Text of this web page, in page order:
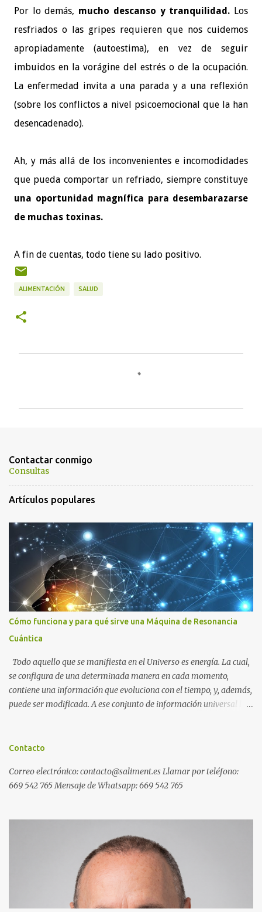
Por lo demás, mucho descanso y tranquilidad. Los
resfriados o las gripes requieren que nos cuidemos
apropiadamente (autoestima), en vez de seguir
imbuidos en la vorágine del estrés o de la ocupación.
La enfermedad invita a una parada y a una reflexión
(sobre los conflictos a nivel psicoemocional que la han
desencadenado).
Ah, y más allá de los inconvenientes e incomodidades
que pueda comportar un refriado, siempre constituye
una oportunidad magnífica para desembarazarse
de muchas toxinas.
A fin de cuentas, todo tiene su lado positivo.
ALIMENTACIÓN SALUD
a
r
i
o
s
Contactar conmigo
Consultas
Artículos populares
Cómo funciona y para qué sirve una Máquina de Resonancia
Cuántica
Todo aquello que se manifiesta en el Universo es energía. La cual,
se configura de una determinada manera en cada momento,
contiene una información que evoluciona con el tiempo, y, además,
puede ser modificada. A ese conjunto de información universal lo
pensamos en alguien que hace tiempo que no vemos y, de repente,
deseamos algo con intensidad y, contra toda probabilidad, termina
materializándose. O cuando experimentamos a diario una
puede recoger información del campo cuántico y modificarla a
distancia de forma inmediata. Ejemplos de programas generales
de resonancia cuántica: Ejemplos de programas específicos de
resonancia cuántic...
Contacto
Correo electrónico: contacto@saliment.es Llamar por teléfono:
669 542 765 Mensaje de Whatsapp: 669 542 765